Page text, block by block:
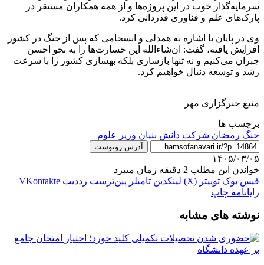
سرمایه‌گذار خوب در این پروژه‌ها و از همه همکاران مستقر در
پارک‌های علم و فناوری قدردانی کرد.
وی در پایان با اشاره به همدلی و انسجامی که پس از جنگ در کشور
افزایش یافته، گفت: ان‌شاءالله این خسارت‌ها را به نحو احسن
جبران می‌کنیم و نه تنها بازسازی بلکه بهسازی کشور را با سرعت
رشد و توسعه دنبال خواهیم کرد.
منبع خبرگزاری مهر
برچسب ها
جنگ رمضان شرکت دانش بنیان وزیر علوم
آدرس رونوشت
۱۴۰۵/۰۳/۰۵
خواندن این مطلب 2 دقیقه زمان میبرد
فیس بوک توییتر (X) لینکدین ‫تامبلر ‫پین‌ترست ‫رددیت ‫VKontakte
رایانامه چاپ
نوشته های مشابه